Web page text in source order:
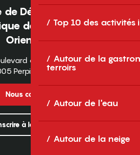
Top 10 des activités
Autour de la
terroirs
Autour de l'eau
Autour de la neige
de Développement
des Pyrénées-
Orientales
des Pyrénées
Perpignan Cedex
Nous contacter
à la newsletter